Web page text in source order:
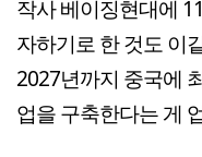
작사 베이징현대에
자하기로 한 것도 이
2027년까지 중국에
업을 구축한다는 게